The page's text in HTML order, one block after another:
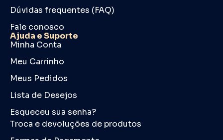
Dúvidas frequentes (FAQ)
Fale conosco
Ajuda e Suporte
Minha Conta
Meu Carrinho
Meus Pedidos
Lista de Desejos
Esqueceu sua senha?
Troca e devoluções de produtos